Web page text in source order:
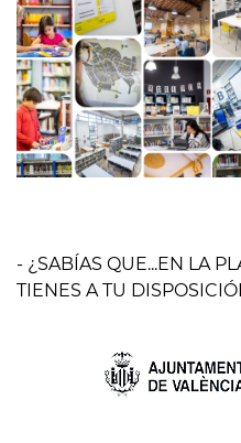
- ¿SABÍAS QUE...EN LA
TIENES A TU